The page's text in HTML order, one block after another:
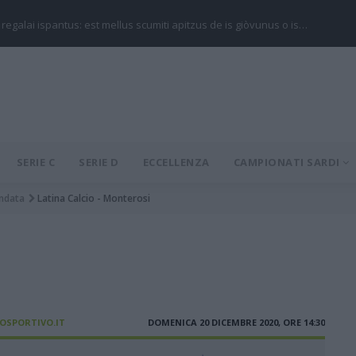
regalai ispantus: est mellus scumiti apitzus de is giòvunus o is…
SERIE C SERIE D ECCELLENZA CAMPIONATI SARDI
Latina Calcio - Monterosi
DOMENICA 20 DICEMBRE 2020, ORE 14:30